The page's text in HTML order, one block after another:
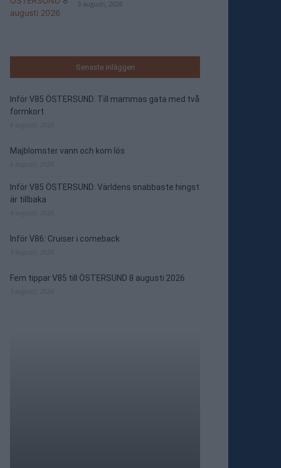
3 augusti, 2026
Senaste inläggen
Inför V85 ÖSTERSUND: Till mammas gata med två
formkort
Majblomster vann och kom lös
Inför V85 ÖSTERSUND: Världens snabbaste hingst
är tillbaka
Inför V86: Cruiser i comeback
Fem tippar V85 till ÖSTERSUND 8 augusti 2026